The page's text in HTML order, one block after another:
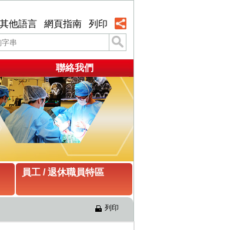
其他語言 網頁指南 列印
聯絡我們
員工 / 退休職員特區
列印